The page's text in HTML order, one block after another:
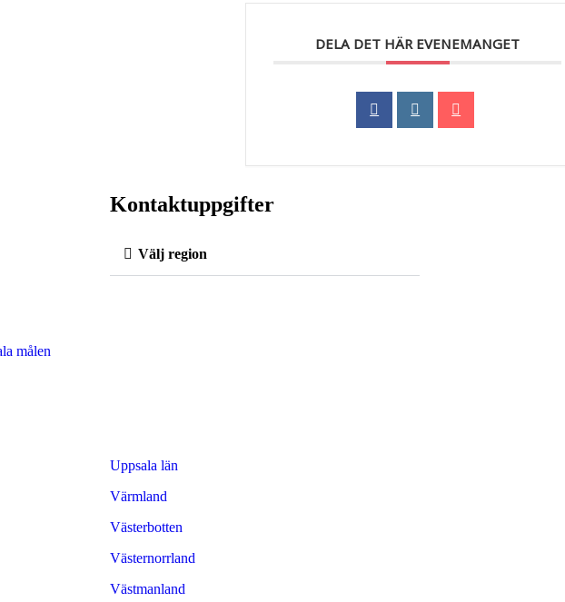
DELA DET HÄR EVENEMANGET
Kontaktuppgifter
Välj region
Uppsala län
Värmland
Västerbotten
Västernorrland
Västmanland